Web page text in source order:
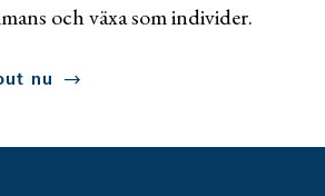
och växa som individer.
nu